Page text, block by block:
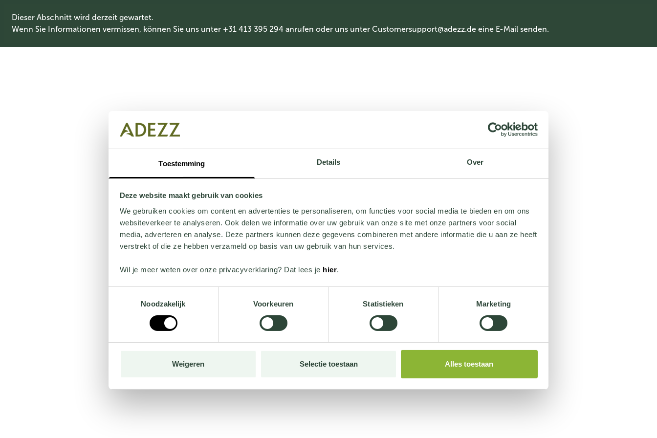
Toestemming Details Over
Deze website maakt gebruik van cookies
We gebruiken cookies om content en advertenties te personaliseren, om functies voor social media te bieden en om ons
websiteverkeer te analyseren. Ook delen we informatie over uw gebruik van onze site met onze partners voor social
media, adverteren en analyse. Deze partners kunnen deze gegevens combineren met andere informatie die u aan ze heeft
verstrekt of die ze hebben verzameld op basis van uw gebruik van hun services.
Wil je meer weten over onze privacyverklaring? Dat lees je hier.
Noodzakelijk
Voorkeuren Statistieken Marketing
Weigeren Selectie toestaan Alles toestaan
Dieser Abschnitt wird derzeit gewartet.
Wenn Sie Informationen vermissen, können Sie uns unter +31 413 395 294 anrufen oder uns unter Customersupport@adezz.de eine E-Mail senden.